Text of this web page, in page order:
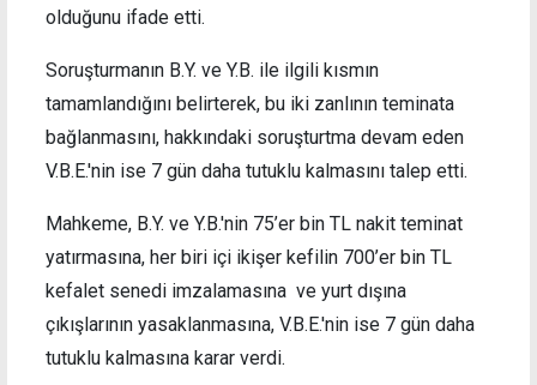
olduğunu ifade etti.
Soruşturmanın B.Y. ve Y.B. ile ilgili kısmın
tamamlandığını belirterek, bu iki zanlının teminata
bağlanmasını, hakkındaki soruşturtma devam eden
V.B.E.'nin ise 7 gün daha tutuklu kalmasını talep etti.
Mahkeme, B.Y. ve Y.B.'nin 75’er bin TL nakit teminat
yatırmasına, her biri içi ikişer kefilin 700’er bin TL
kefalet senedi imzalamasına ve yurt dışına
çıkışlarının yasaklanmasına, V.B.E.'nin ise 7 gün daha
tutuklu kalmasına karar verdi.